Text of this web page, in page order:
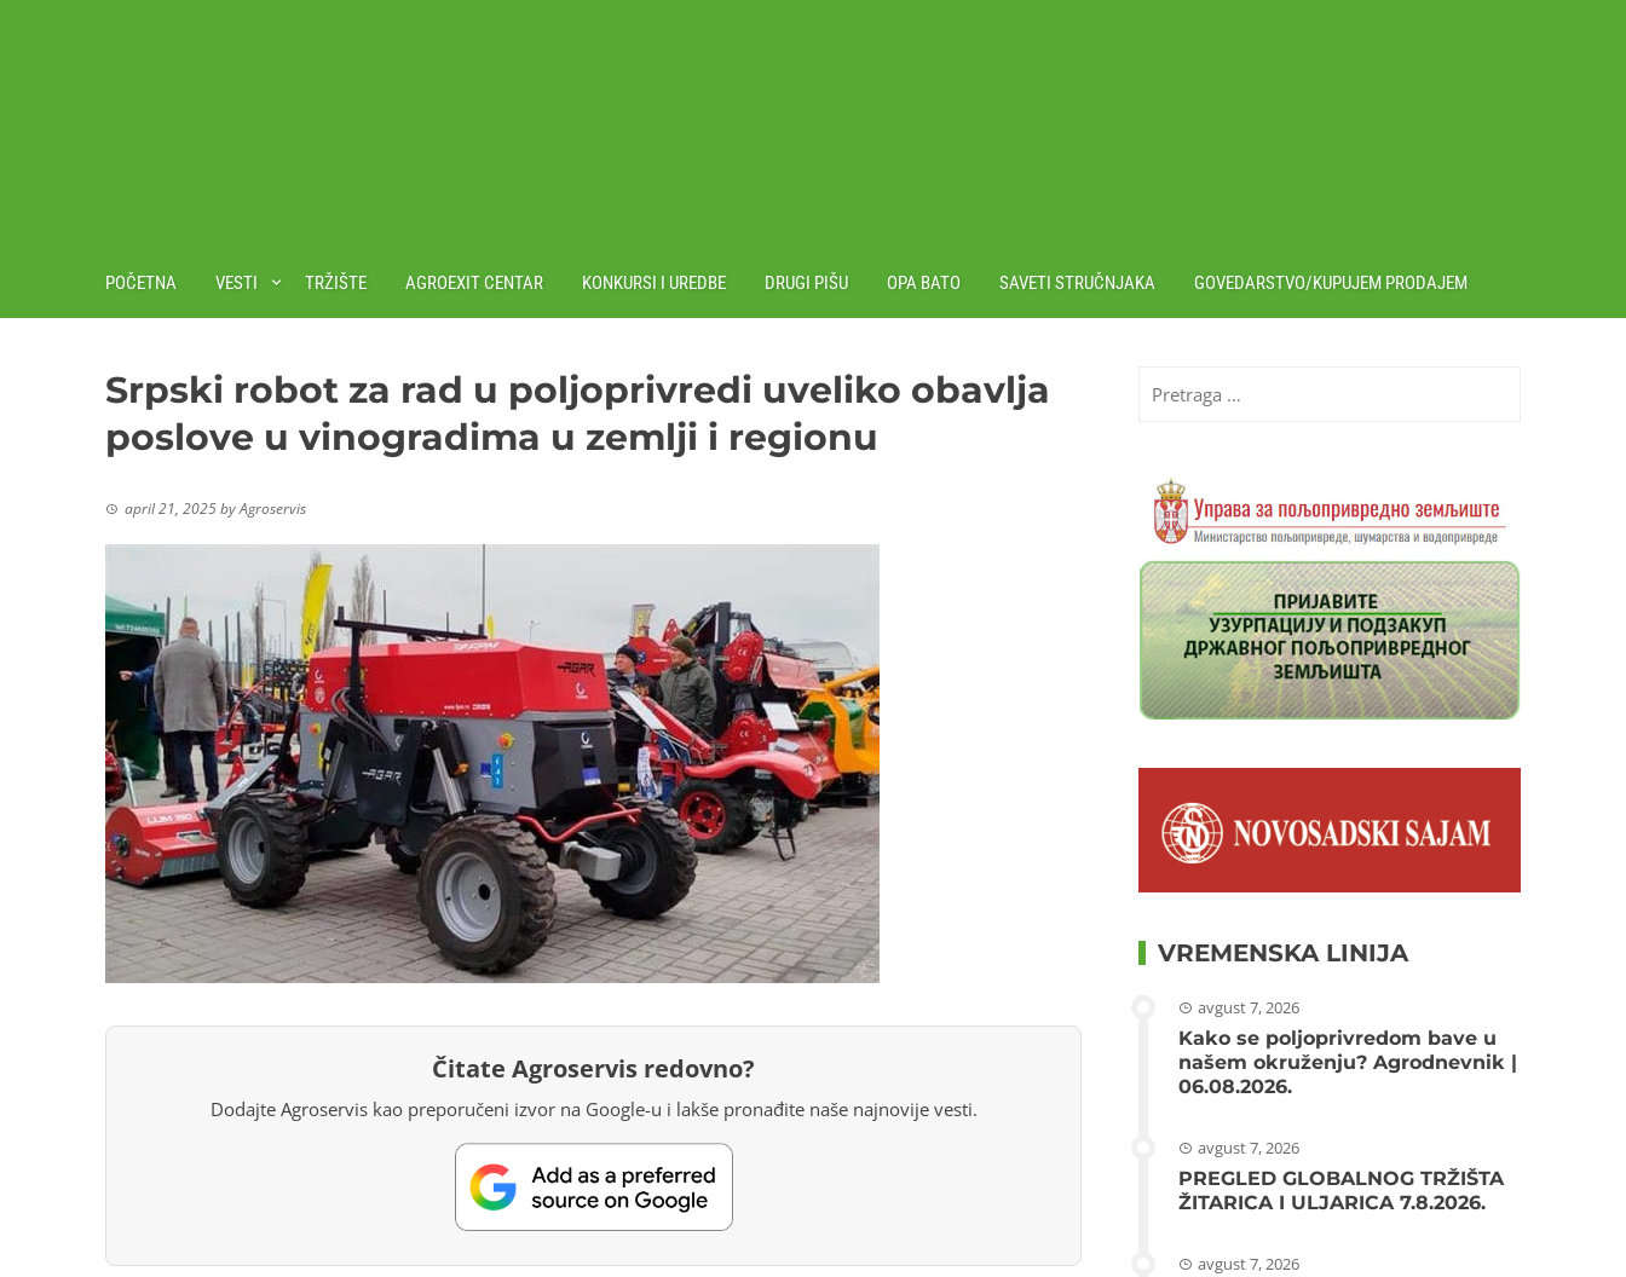
POČETNA VESTI TRŽIŠTE AGROEXIT CENTAR KONKURSI I UREDBE DRUGI PIŠU OPA BATO SAVETI STRUČNJAKA GOVEDARSTVO/KUPUJEM PRODAJEM
Srpski robot za rad u poljoprivredi uveliko obavlja
poslove u vinogradima u zemlji i regionu
april 21, 2025byAgroservis
Čitate Agroservis redovno?
Dodajte Agroservis kao preporučeni izvor na Google-u i lakše pronađite naše najnovije vesti.
za:
VREMENSKA LINIJA
avgust 7, 2026
Kako se poljoprivredom bave u
našem okruženju? Agrodnevnik |
06.08.2026.
avgust 7, 2026
PREGLED GLOBALNOG TRŽIŠTA
ŽITARICA I ULJARICA 7.8.2026.
avgust 7, 2026